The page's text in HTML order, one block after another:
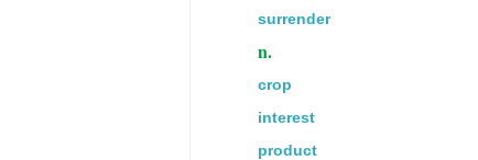
surrender
n.
crop
interest
product